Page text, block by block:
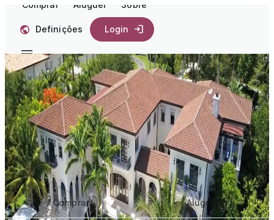
Comprar Aluguer Sobre
Definições Login
Comece a sua
viagem para
casa
Comprar Aluguer